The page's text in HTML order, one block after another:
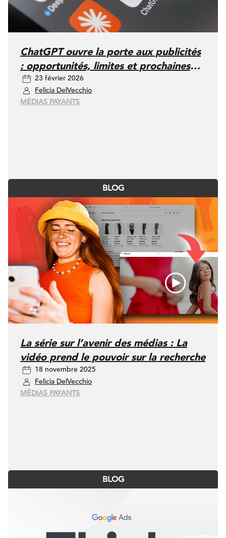
ChatGPT ouvre la porte aux publicités
: opportunités, limites et prochaines
étapes
23 février 2026
Felicia DelVecchio
MÉDIAS PAYANTS
BLOG
La série sur l’avenir des médias : La
vidéo prend le pouvoir sur la recherche
18 novembre 2025
Felicia DelVecchio
MÉDIAS PAYANTS
BLOG